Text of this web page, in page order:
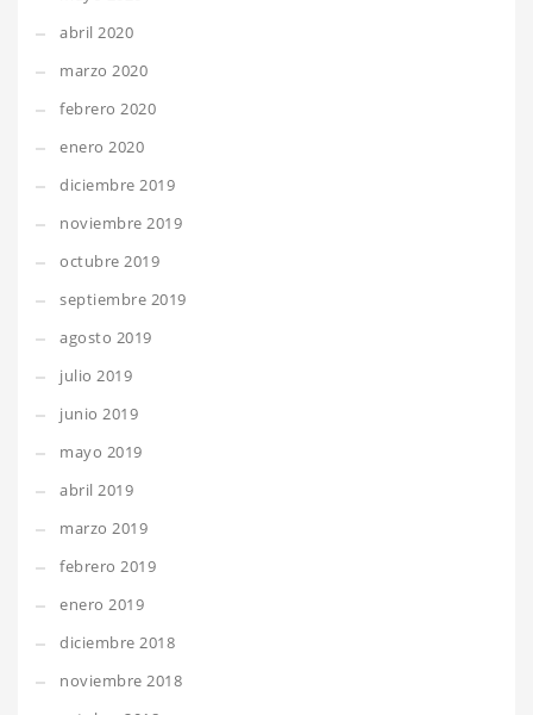
abril 2020
marzo 2020
febrero 2020
enero 2020
diciembre 2019
noviembre 2019
octubre 2019
septiembre 2019
agosto 2019
julio 2019
junio 2019
mayo 2019
abril 2019
marzo 2019
febrero 2019
enero 2019
diciembre 2018
noviembre 2018